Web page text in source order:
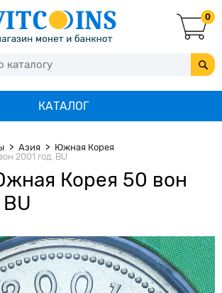
0
КАТАЛОГ
Азия
Южная Корея
2001 год. BU
Корея 50 вон